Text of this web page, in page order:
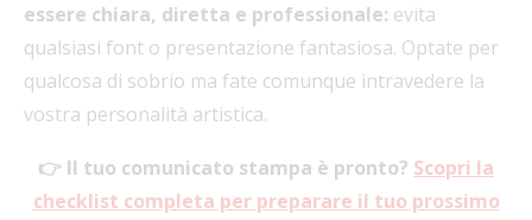
essere chiara, diretta e professionale: evita
qualsiasi font o presentazione fantasiosa. Optate per
qualcosa di sobrio ma fate comunque intravedere la
vostra personalità artistica.
👉 Il tuo comunicato stampa è pronto? Scopri la
checklist completa per preparare il tuo prossimo